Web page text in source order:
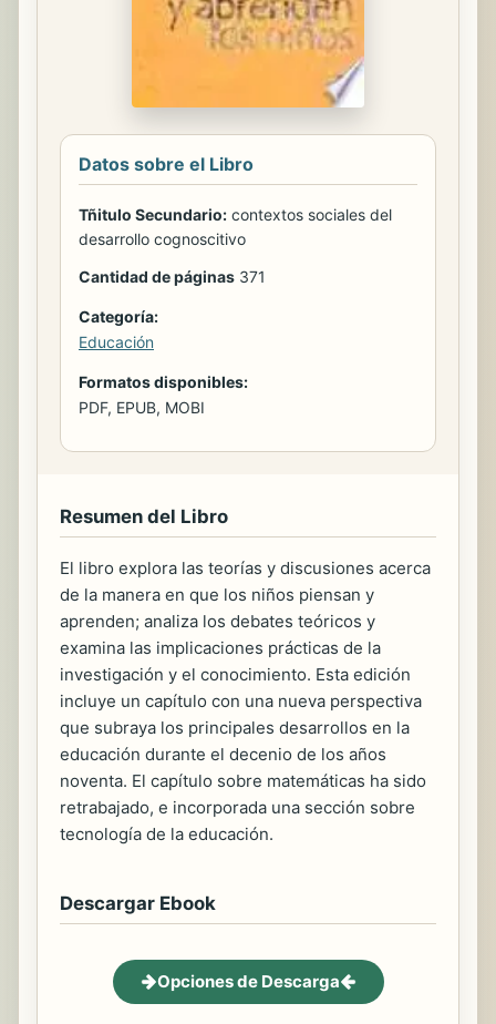
Datos sobre el Libro
Tñitulo Secundario: contextos sociales del
desarrollo cognoscitivo
Cantidad de páginas 371
Categoría:
Educación
Formatos disponibles:
PDF, EPUB, MOBI
Resumen del Libro
El libro explora las teorías y discusiones acerca
de la manera en que los niños piensan y
aprenden; analiza los debates teóricos y
examina las implicaciones prácticas de la
investigación y el conocimiento. Esta edición
incluye un capítulo con una nueva perspectiva
que subraya los principales desarrollos en la
educación durante el decenio de los años
noventa. El capítulo sobre matemáticas ha sido
retrabajado, e incorporada una sección sobre
tecnología de la educación.
Descargar Ebook
Opciones de Descarga